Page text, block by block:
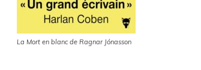
La Mort en blanc de Ragnar Jónasson